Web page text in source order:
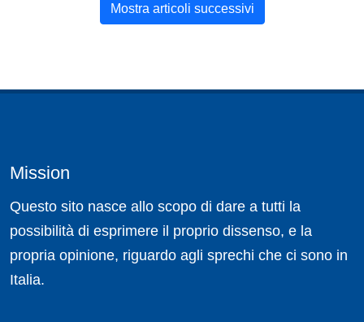
Mostra articoli successivi
Mission
Questo sito nasce allo scopo di dare a tutti la
possibilità di esprimere il proprio dissenso, e la
propria opinione, riguardo agli sprechi che ci sono in
Italia.